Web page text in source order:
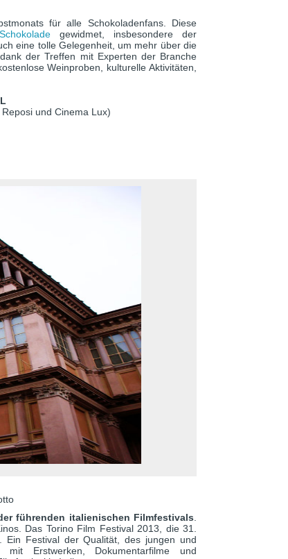
für alle Schokoladenfans. Diese
gewidmet, insbesondere der
eine tolle Gelegenheit, um mehr über die
der Treffen mit Experten der Branche
Weinproben, kulturelle Aktivitäten,
und Cinema Lux)
führenden italienischen Filmfestivals
Das Torino Film Festival 2013, die 31.
Ein Festival der Qualität, des jungen und
Erstwerken, Dokumentarfilme und